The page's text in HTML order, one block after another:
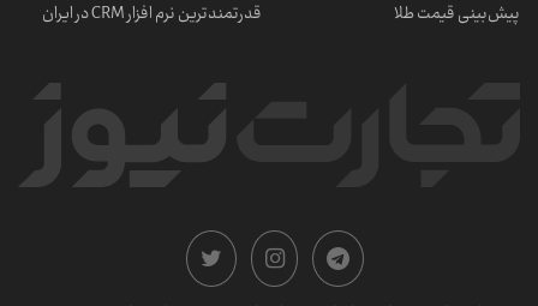
پیش‌بینی قیمت طلا
قدرتمندترین نرم‌ افزار CRM در ایران